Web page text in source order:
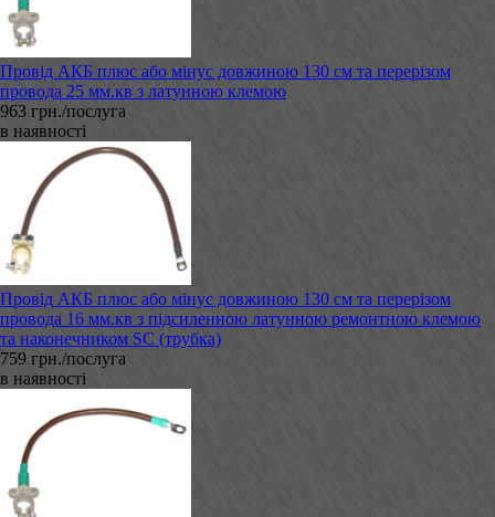
Провід АКБ плюс або мінус довжиною 130 см та перерізом
провода 25 мм.кв з латунною клемою
963 грн./послуга
в наявності
Провід АКБ плюс або мінус довжиною 130 см та перерізом
провода 16 мм.кв з підсиленною латунною ремонтною клемою
та наконечником SC (трубка)
759 грн./послуга
в наявності